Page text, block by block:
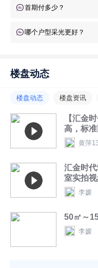
首期付多少？
哪个户型采光更好？
楼盘动态
楼盘动态 楼盘资讯
【汇金
高，标
下两层
黄萍
汇金时
室实拍
李媛
50㎡～
李媛